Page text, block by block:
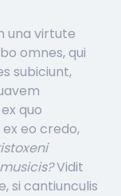
una virtute
omnes, qui
subiciunt,
quo
eo credo,
Vidit
si cantiunculis